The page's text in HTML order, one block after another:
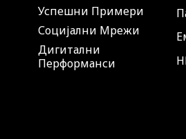
Успешни Примери
Социјални Мрежи
Дигитални
Перформанси